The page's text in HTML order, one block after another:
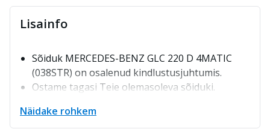
Lisainfo
Sõiduk MERCEDES-BENZ GLC 220 D 4MATIC
(038STR) on osalenud kindlustusjuhtumis.
Ostame tagasi Teie olemasoleva sõiduki.
mootorsõidukimaksud.
Lisagarantii soetamise võimalus.
Näidake rohkem